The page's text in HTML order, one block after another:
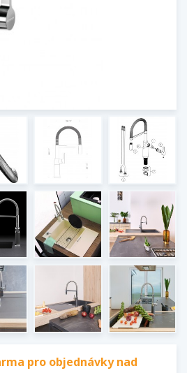
pro objednávky nad